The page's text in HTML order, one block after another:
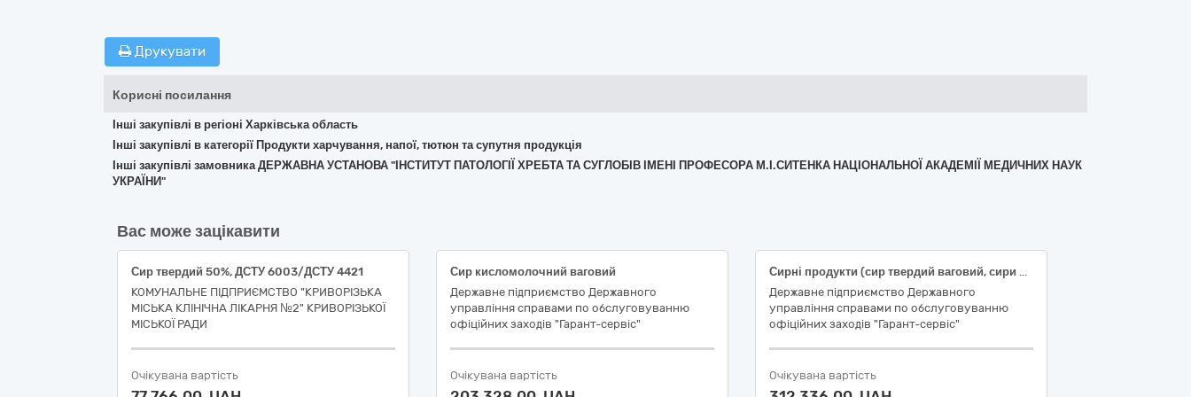
Друкувати
Корисні посилання
Інші закупівлі в регіоні Харківська область
Інші закупівлі в категорії Продукти харчування, напої, тютюн та супутня продукція
Інші закупівлі замовника ДЕРЖАВНА УСТАНОВА "ІНСТИТУТ ПАТОЛОГІЇ ХРЕБТА ТА СУГЛОБІВ ІМЕНІ ПРОФЕСОРА М.І.СИТЕНКА НАЦІОНАЛЬНОЇ АКАДЕМІЇ МЕДИЧНИХ НАУК
УКРАЇНИ"
Вас може зацікавити
Сир твердий 50%, ДСТУ 6003/ДСТУ 4421
КОМУНАЛЬНЕ ПІДПРИЄМСТВО "КРИВОРІЗЬКА
МІСЬКА КЛІНІЧНА ЛІКАРНЯ №2" КРИВОРІЗЬКОЇ
МІСЬКОЇ РАДИ
Очікувана вартість
Сир кисломолочний ваговий
Державне підприємство Державного
управління справами по обслуговуванню
офіційних заходів "Гарант-сервіс"
Очікувана вартість
Сирні продукти (сир твердий ваговий, сири плавлені)
Державне підприємство Державного
управління справами по обслуговуванню
офіційних заходів "Гарант-сервіс"
Очікувана вартість